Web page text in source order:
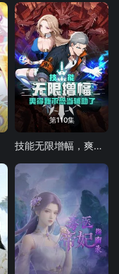
第110集
技能无限增幅，爽得我不想当辅助了！动态漫画